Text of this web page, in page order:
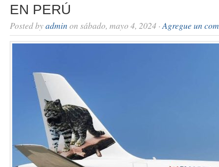
EN PERÚ
Posted byadmin on sábado, mayo 4, 2024 ·Agregue un